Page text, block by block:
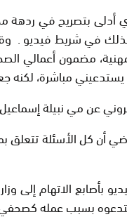
أدلى بتصريح في
بذلك في شريط
39 سنة من الممارسة
يستدعيني مباشرة،
عن مي نبيلة إسماعيل
أن كل الأسئلة
الاتهام إلى
بسبب عمله كصحفي،